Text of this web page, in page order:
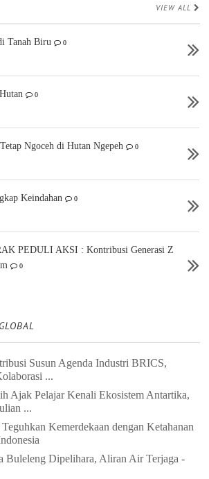
VIEW ALL
Tanah Biru 0
Hutan 0
Ngoceh di Hutan Ngepeh 0
Keindahan 0
PEDULI AKSI : Kontribusi Generasi Z
0
Susun Agenda Industri BRICS,
...
Ajak Pelajar Kenali Ekosistem Antartika,
...
Kemerdekaan dengan Ketahanan
Buleleng Dipelihara, Aliran Air Terjaga -